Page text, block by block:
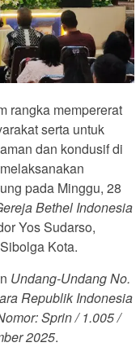
rangka mempererat
serta untuk
dan kondusif di
pada Minggu, 28
Bethel Indonesia
Yos Sudarso,
Kota.
Undang-Undang No.
Republik Indonesia
Sprin / 1.005 /
2025.